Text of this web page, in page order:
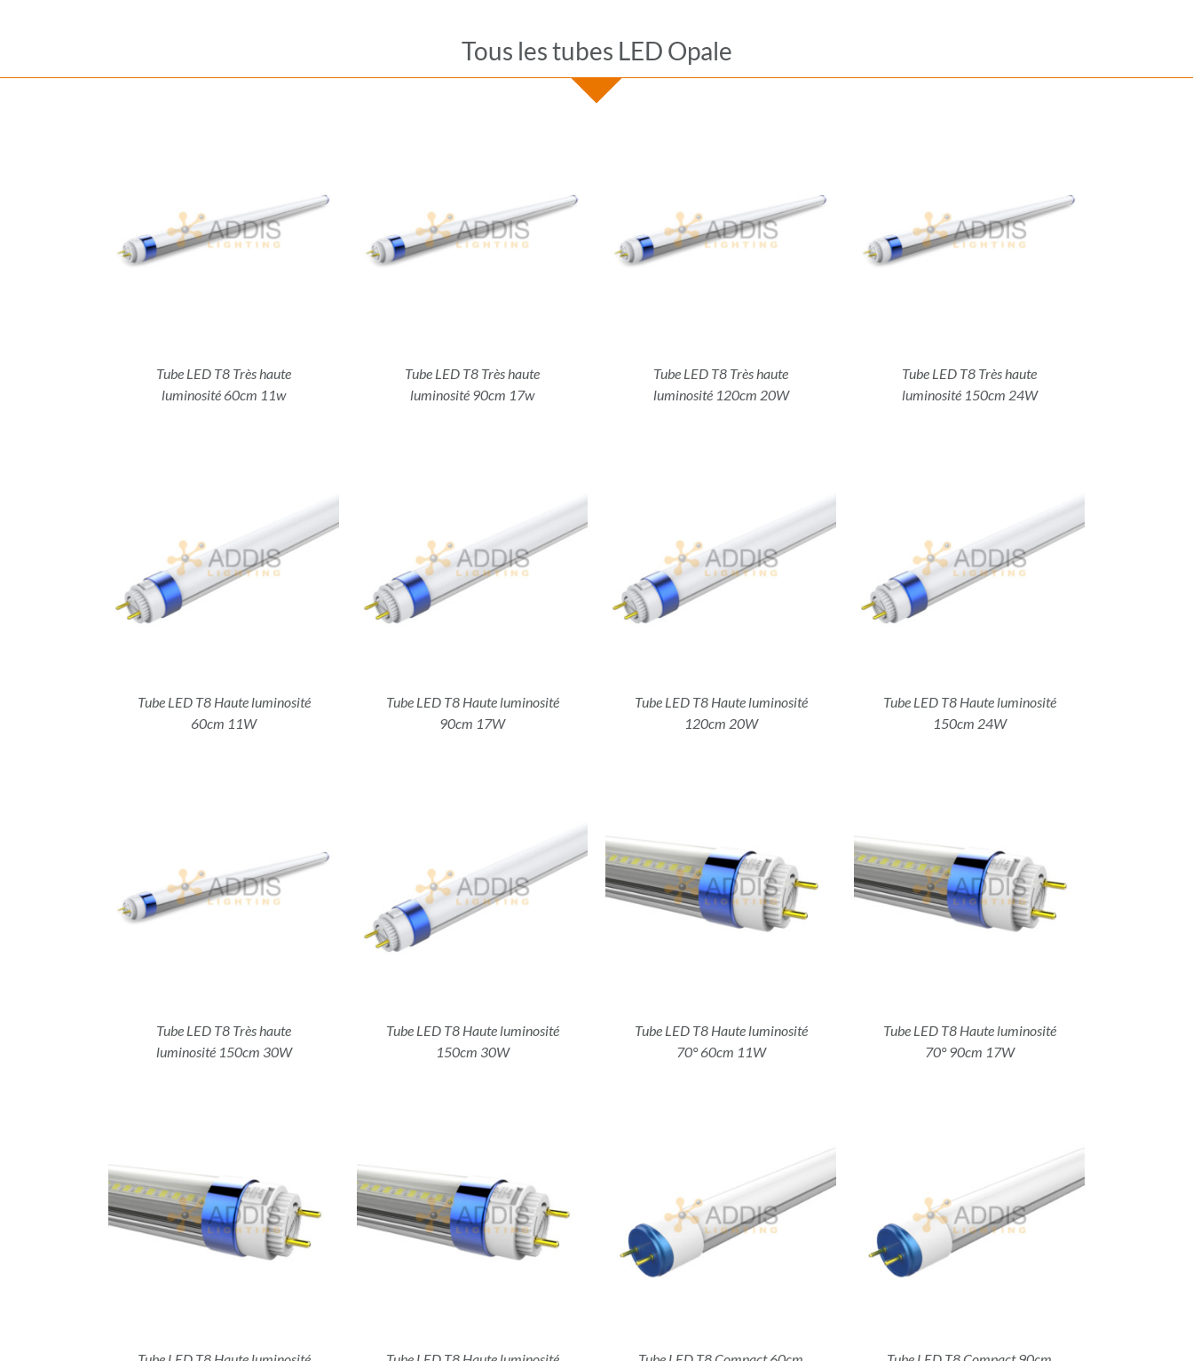
Tous les tubes LED Opale
Tube LED T8 Très haute
luminosité 60cm 11w
DÉTAILS
Tube LED T8 Très haute
luminosité 90cm 17w
DÉTAILS
Tube LED T8 Très haute
luminosité 120cm 20W
DÉTAILS
Tube LED T8 Très haute
luminosité 150cm 24W
Tube LED T8 Haute luminosité
60cm 11W
DÉTAILS
Tube LED T8 Haute luminosité
90cm 17W
DÉTAILS
Tube LED T8 Haute luminosité
120cm 20W
DÉTAILS
Tube LED T8 Haute luminosité
150cm 24W
Tube LED T8 Très haute
luminosité 150cm 30W
DÉTAILS
Tube LED T8 Haute luminosité
150cm 30W
DÉTAILS
Tube LED T8 Haute luminosité
70° 60cm 11W
DÉTAILS
Tube LED T8 Haute luminosité
70° 90cm 17W
DÉTAILS DÉTAILS DÉTAILS